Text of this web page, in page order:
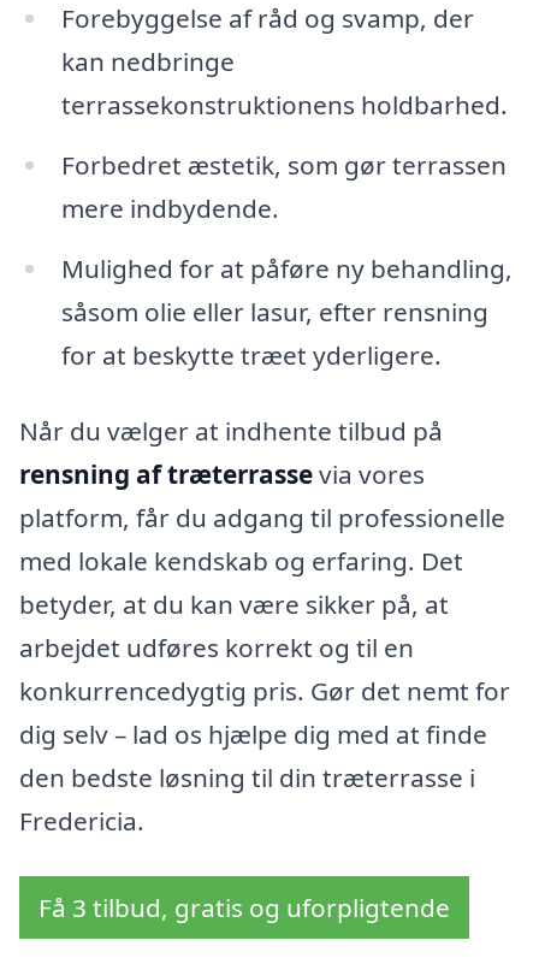
Forebyggelse af råd og svamp, der
kan nedbringe
terrassekonstruktionens holdbarhed.
Forbedret æstetik, som gør terrassen
mere indbydende.
Mulighed for at påføre ny behandling,
såsom olie eller lasur, efter rensning
for at beskytte træet yderligere.
Når du vælger at indhente tilbud på
rensning af træterrassevia vores
platform, får du adgang til professionelle
med lokale kendskab og erfaring. Det
betyder, at du kan være sikker på, at
arbejdet udføres korrekt og til en
konkurrencedygtig pris. Gør det nemt for
dig selv – lad os hjælpe dig med at finde
den bedste løsning til din træterrasse i
Fredericia.
Få 3 tilbud, gratis og uforpligtende